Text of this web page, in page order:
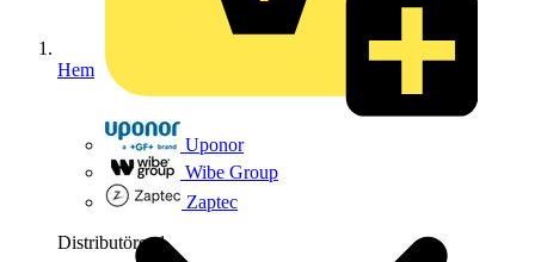
Uponor
Wibe Group
Zaptec
Distributörer 1
Hem